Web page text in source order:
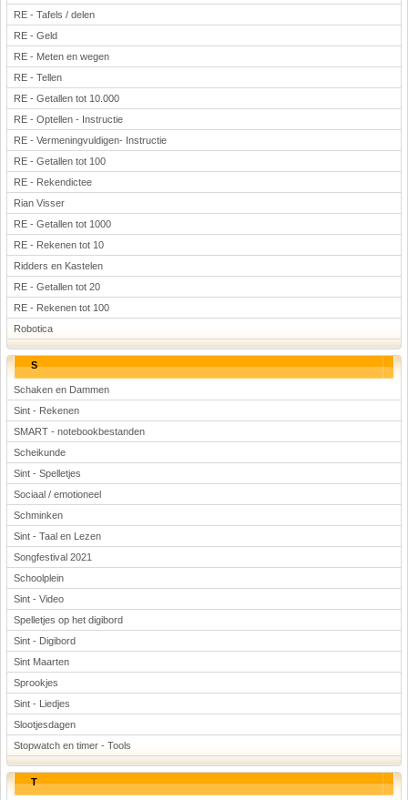
RE - Tafels / delen
RE - Geld
RE - Meten en wegen
RE - Tellen
RE - Getallen tot 10.000
RE - Optellen - Instructie
RE - Vermeningvuldigen- Instructie
RE - Getallen tot 100
RE - Rekendictee
Rian Visser
RE - Getallen tot 1000
RE - Rekenen tot 10
Ridders en Kastelen
RE - Getallen tot 20
RE - Rekenen tot 100
Robotica
S
Schaken en Dammen
Sint - Rekenen
SMART - notebookbestanden
Scheikunde
Sint - Spelletjes
Sociaal / emotioneel
Schminken
Sint - Taal en Lezen
Songfestival 2021
Schoolplein
Sint - Video
Spelletjes op het digibord
Sint - Digibord
Sint Maarten
Sprookjes
Sint - Liedjes
Slootjesdagen
Stopwatch en timer - Tools
T